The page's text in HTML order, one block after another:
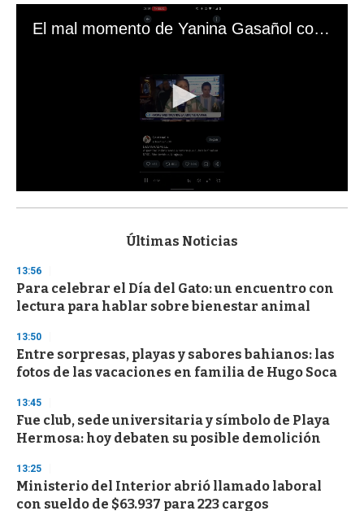
El mal momento de Yanina Gasañol con un hincha argentino en "Subrayado"
s
d
s
o
f
3
s
e
c
n
d
s
Últimas Noticias
13:56
Para celebrar el Día del Gato: un encuentro con
lectura para hablar sobre bienestar animal
13:50
Entre sorpresas, playas y sabores bahianos: las
fotos de las vacaciones en familia de Hugo Soca
13:45
Fue club, sede universitaria y símbolo de Playa
Hermosa: hoy debaten su posible demolición
13:25
Ministerio del Interior abrió llamado laboral
con sueldo de $63.937 para 223 cargos